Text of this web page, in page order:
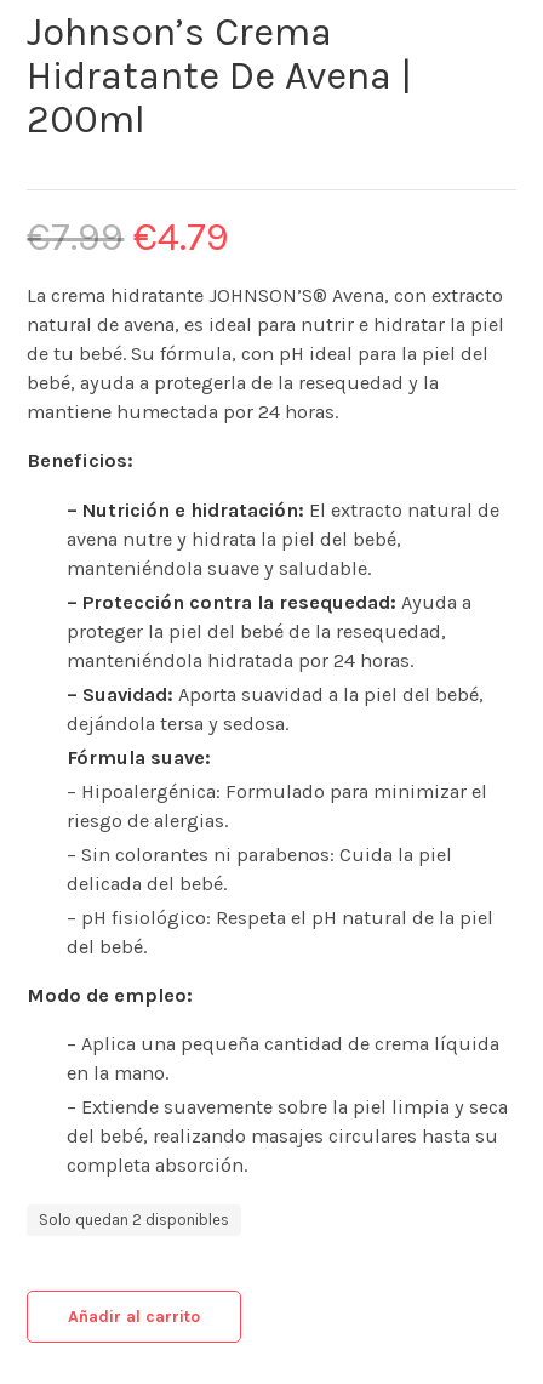
Johnson’s Crema
Hidratante De Avena |
200ml
€7.99 €4.79
La crema hidratante JOHNSON’S® Avena, con extracto
natural de avena, es ideal para nutrir e hidratar la piel
de tu bebé. Su fórmula, con pH ideal para la piel del
bebé, ayuda a protegerla de la resequedad y la
mantiene humectada por 24 horas.
Beneficios:
– Nutrición e hidratación: El extracto natural de
avena nutre y hidrata la piel del bebé,
manteniéndola suave y saludable.
– Protección contra la resequedad: Ayuda a
proteger la piel del bebé de la resequedad,
manteniéndola hidratada por 24 horas.
– Suavidad: Aporta suavidad a la piel del bebé,
dejándola tersa y sedosa.
Fórmula suave:
– Hipoalergénica: Formulado para minimizar el
riesgo de alergias.
– Sin colorantes ni parabenos: Cuida la piel
delicada del bebé.
– pH fisiológico: Respeta el pH natural de la piel
del bebé.
Modo de empleo:
– Aplica una pequeña cantidad de crema líquida
en la mano.
– Extiende suavemente sobre la piel limpia y seca
del bebé, realizando masajes circulares hasta su
completa absorción.
Solo quedan 2 disponibles
Añadir al carrito